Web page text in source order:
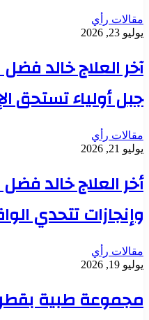
مقالات رأي
يوليو 23, 2026
آخر العلاج خالد
جبل أولياء تستحق
مقالات رأي
يوليو 21, 2026
أخر العلاج خالد
وإنجازات تتحدي
مقالات رأي
يوليو 19, 2026
مجموعة طبية